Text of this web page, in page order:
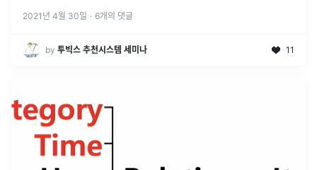
2021년 4월 30일 · 6개의 댓글
by 투빅스 추천시스템 세미나 11